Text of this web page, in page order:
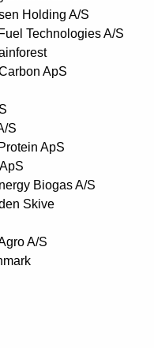
Holding A/S
Technologies A/S
ApS
S
ApS
Biogas A/S
Skive
A/S